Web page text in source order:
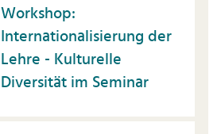
Workshop:
Internationalisierung der
Lehre - Kulturelle
Diversität im Seminar